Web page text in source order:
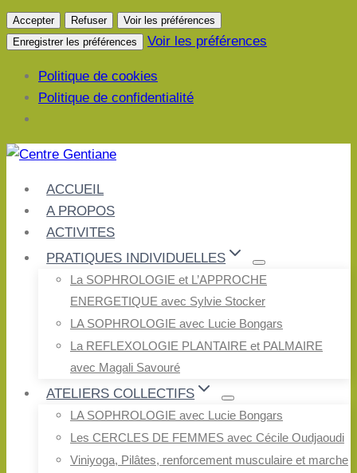
Accepter Refuser
Voir les préférences
Enregistrer les préférences
Voir les préférences
Politique de cookies
Politique de confidentialité
Aller
contenuACCUEIL
A PROPOS
ACTIVITES
PRATIQUES INDIVIDUELLES
La SOPHROLOGIE et L’APPROCHE
ENERGETIQUE avec Sylvie Stocker
LA SOPHROLOGIE avec Lucie Bongars
La REFLEXOLOGIE PLANTAIRE et PALMAIRE
avec Magali Savouré
ATELIERS COLLECTIFS
LA SOPHROLOGIE avec Lucie Bongars
Les CERCLES DE FEMMES avec Cécile Oudjaoudi
Viniyoga, Pilâtes, renforcement musculaire et marche